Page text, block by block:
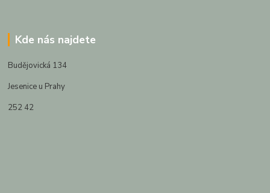
Kde nás najdete
Budějovická 134
Jesenice u Prahy
252 42